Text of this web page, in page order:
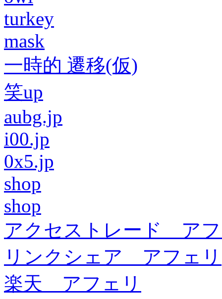
turkey
mask
一時的 遷移(仮)
笑up
aubg.jp
i00.jp
0x5.jp
shop
shop
アクセストレード ア
リンクシェア アフェリ
楽天 アフェリ